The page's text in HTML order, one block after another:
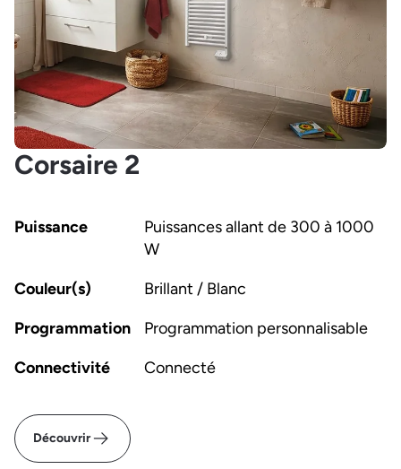
Corsaire 2
Puissance
Puissances allant de 300 à 1000
W
Couleur(s) Brillant / Blanc
Programmation Programmation personnalisable
Connectivité Connecté
Découvrir